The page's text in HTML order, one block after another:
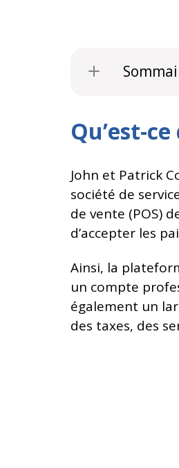
Qu’est-
John et Patrick
société de
de vente (POS)
d’accepter les
Ainsi, la
un compte
également un
des taxes, des